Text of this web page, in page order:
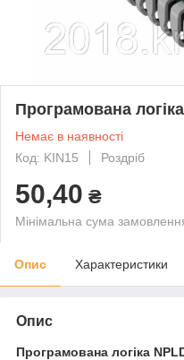
Програмована
Немає в наявності
Код: KIN15
Роздріб
50,40 ₴
Мінімальна сума
Опис Характеристики
Опис
Програмована логіка